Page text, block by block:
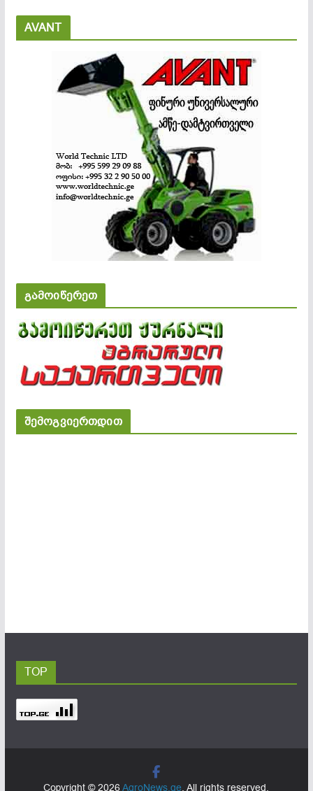
AVANT
გამოიწერეთ
შემოგვიერთდით
TOP
Copyright © 2026AgroNews.ge. All rights reserved.